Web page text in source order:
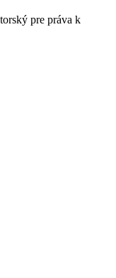
pre práva k